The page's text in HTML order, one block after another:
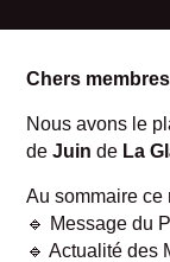
Chers
Nous avons le
deJuinde La
Au sommaire ce
🔹 Message du
🔹 Actualité des